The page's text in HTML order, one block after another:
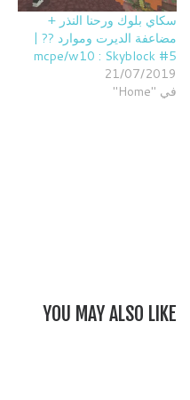
سكاي بلوك ورحنا النذر +
مضاعفة الديرت وموارد ?? |
mcpe/w10 : Skyblock #5
21/07/2019
في "Home"
YOU MAY ALSO LIKE